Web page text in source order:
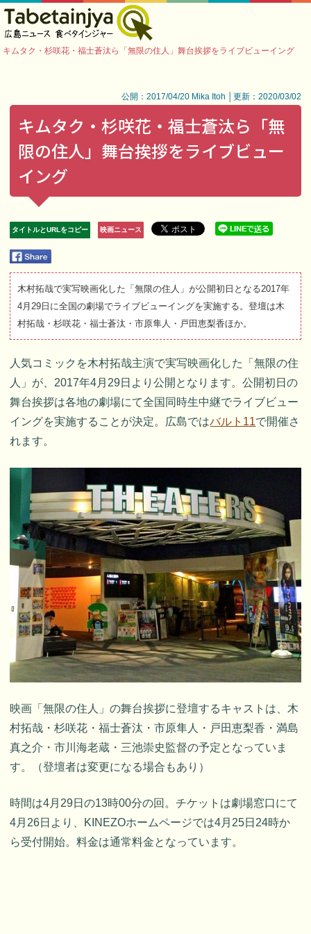
キムタク・杉咲花・福士蒼汰ら「無限の住人」舞台挨拶をライブビューイング
公開：2017/04/20 Mika Itoh │更新：2020/03/02
キムタク・杉咲花・福士蒼汰ら「無
限の住人」舞台挨拶をライブビュー
イング
タイトルとURLをコピー 映画ニュース
木村拓哉で実写映画化した「無限の住人」が公開初日となる2017年
4月29日に全国の劇場でライブビューイングを実施する。登壇は木
村拓哉・杉咲花・福士蒼汰・市原隼人・戸田恵梨香ほか。
人気コミックを木村拓哉主演で実写映画化した「無限の住
人」が、2017年4月29日より公開となります。公開初日の
舞台挨拶は各地の劇場にて全国同時生中継でライブビュー
イングを実施することが決定。広島ではバルト11で開催さ
れます。
映画「無限の住人」の舞台挨拶に登壇するキャストは、木
村拓哉・杉咲花・福士蒼汰・市原隼人・戸田恵梨香・満島
真之介・市川海老蔵・三池崇史監督の予定となっていま
す。（登壇者は変更になる場合もあり）
時間は4月29日の13時00分の回。チケットは劇場窓口にて
4月26日より、KINEZOホームページでは4月25日24時か
ら受付開始。料金は通常料金となっています。